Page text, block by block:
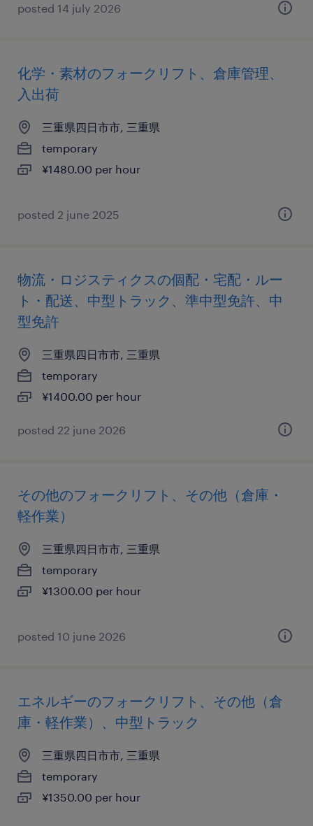
posted 14 july 2026
化学・素材のフォークリフト、倉庫管理、
入出荷
三重県四日市市, 三重県
temporary
¥1480.00 per hour
posted 2 june 2025
物流・ロジスティクスの個配・宅配・ルー
ト・配送、中型トラック、準中型免許、中
型免許
三重県四日市市, 三重県
temporary
¥1400.00 per hour
posted 22 june 2026
その他のフォークリフト、その他（倉庫・
軽作業）
三重県四日市市, 三重県
temporary
¥1300.00 per hour
posted 10 june 2026
エネルギーのフォークリフト、その他（倉
庫・軽作業）、中型トラック
三重県四日市市, 三重県
temporary
¥1350.00 per hour